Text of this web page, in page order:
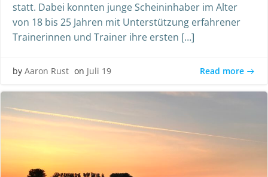
statt. Dabei konnten junge Scheininhaber im Alter
von 18 bis 25 Jahren mit Unterstützung erfahrener
Trainerinnen und Trainer ihre ersten […]
by Aaron Rust on Juli 19 Read more